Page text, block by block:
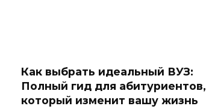
Как выбрать идеальный ВУЗ:
Полный гид для абитуриентов,
который изменит вашу жизнь